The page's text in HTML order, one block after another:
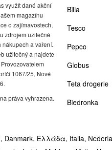
využít dané akční
magazínu
o zajímavostech,
zdrojem užitečné
a vaření.
užitečný a najdete
1067/25, Nové
práva vyhrazena.
Billa
Tesco
Pepco
Globus
Teta drogerie
Biedronka
Danmark, Ελλάδα, Italia,